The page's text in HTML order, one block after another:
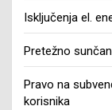
Isključenja el.
Pretežno
Pravo na
korisnika